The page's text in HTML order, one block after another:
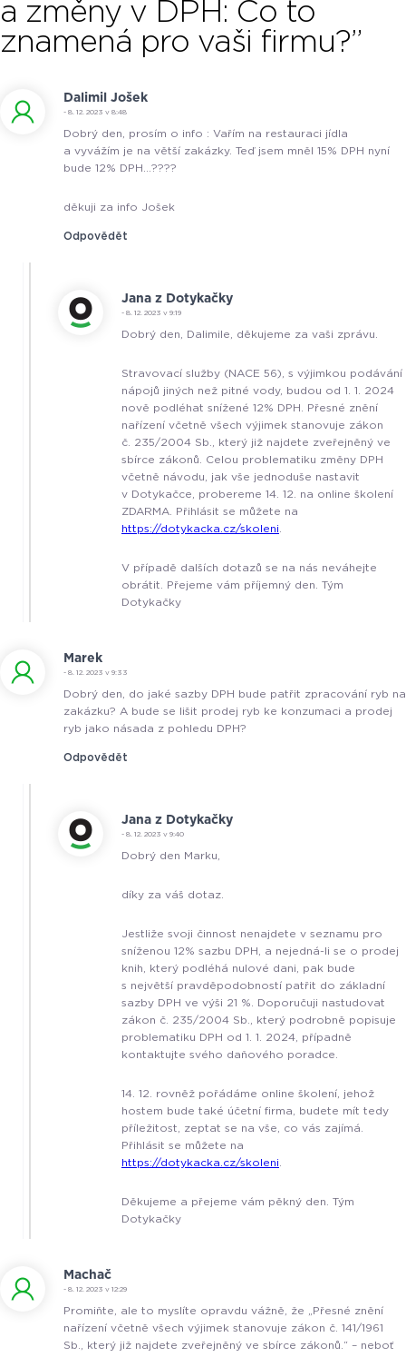
a změny v DPH: Co to
znamená pro vaši firmu?”
Dalimil Jošek
- 8. 12. 2023 v 8:48
Dobrý den, prosím o info : Vařím na restauraci jídla
a vyvážím je na větší zakázky. Teď jsem mněl 15% DPH nyní
bude 12% DPH…????
děkuji za info Jošek
Odpovědět
Jana z Dotykačky
- 8. 12. 2023 v 9:19
Dobrý den, Dalimile, děkujeme za vaši zprávu.
Stravovací služby (NACE 56), s výjimkou podávání
nápojů jiných než pitné vody, budou od 1. 1. 2024
nově podléhat snížené 12% DPH. Přesné znění
nařízení včetně všech výjimek stanovuje zákon
č. 235/2004 Sb., který již najdete zveřejněný ve
sbírce zákonů. Celou problematiku změny DPH
včetně návodu, jak vše jednoduše nastavit
v Dotykačce, probereme 14. 12. na online školení
ZDARMA. Přihlásit se můžete na
https://dotykacka.cz/skoleni
V případě dalších dotazů se na nás neváhejte
obrátit. Přejeme vám příjemný den. Tým
Dotykačky
Marek
- 8. 12. 2023 v 9:33
Dobrý den, do jaké sazby DPH bude patřit zpracování ryb na
zakázku? A bude se lišit prodej ryb ke konzumaci a prodej
ryb jako násada z pohledu DPH?
Odpovědět
Jana z Dotykačky
- 8. 12. 2023 v 9:40
Dobrý den Marku,
díky za váš dotaz.
Jestliže svoji činnost nenajdete v seznamu pro
sníženou 12% sazbu DPH, a nejedná-li se o prodej
knih, který podléhá nulové dani, pak bude
s největší pravděpodobností patřit do základní
sazby DPH ve výši 21 %. Doporučuji nastudovat
zákon č. 235/2004 Sb., který podrobně popisuje
problematiku DPH od 1. 1. 2024, případně
kontaktujte svého daňového poradce.
14. 12. rovněž pořádáme online školení, jehož
hostem bude také účetní firma, budete mít tedy
příležitost, zeptat se na vše, co vás zajímá.
Přihlásit se můžete na
https://dotykacka.cz/skoleni
Děkujeme a přejeme vám pěkný den. Tým
Dotykačky
Machač
- 8. 12. 2023 v 12:29
Promiňte, ale to myslíte opravdu vážně, že „Přesné znění
nařízení včetně všech výjimek stanovuje zákon č. 141/1961
Sb., který již najdete zveřejněný ve sbírce zákonů.“ – neboť